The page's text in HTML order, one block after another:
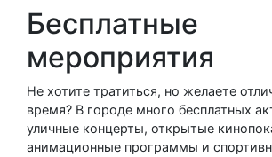
Бесплатные
мероприятия
Не хотите тратиться, но желаете
время? В городе много бесплатных
уличные концерты, открытые
анимационные программы и